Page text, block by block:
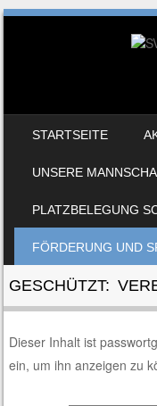
STARTSEITE
UNSERE
PLATZBELEGUNG
FÖRDERUNG UND
GESCHÜTZT:
Dieser Inhalt ist
ein, um ihn anzeigen zu